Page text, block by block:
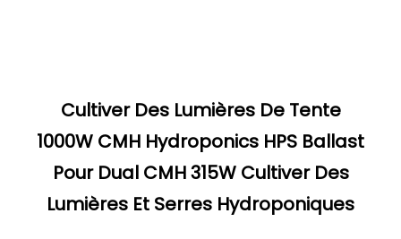
Cultiver Des Lumières De Tente
1000W CMH Hydroponics HPS Ballast
Pour Dual CMH 315W Cultiver Des
Lumières Et Serres Hydroponiques